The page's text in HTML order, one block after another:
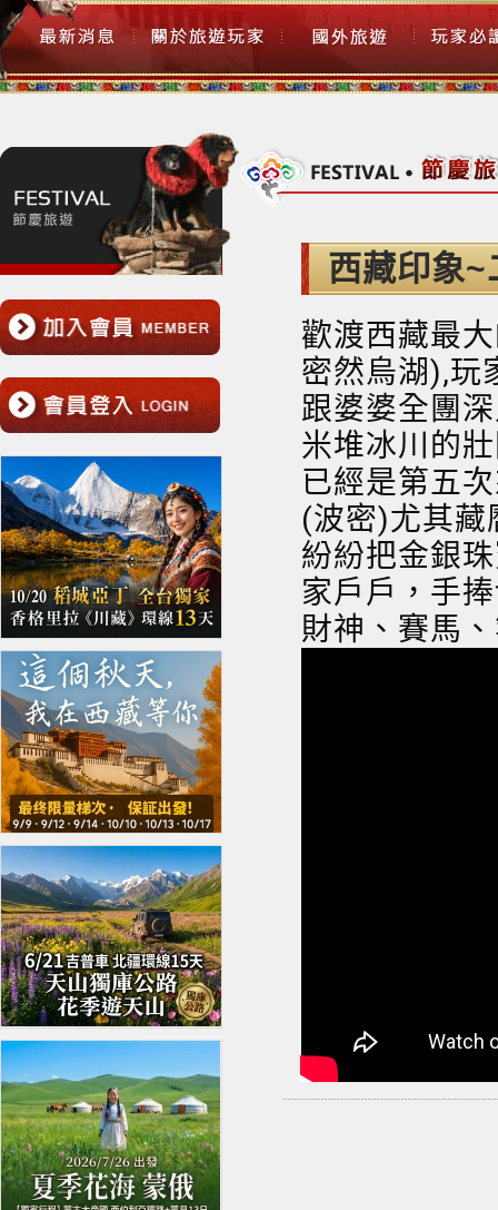
西藏印象~
歡渡西藏最
密然烏湖),玩
跟婆婆全團
米堆冰川的
已經是第五
(波密)尤其藏
紛紛把金銀
家戶戶，手
財神、賽馬